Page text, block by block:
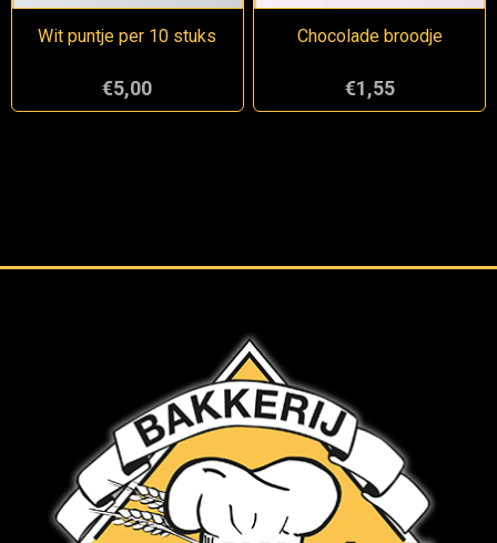
Wit puntje per 10 stuks
€5,00
Chocolade broodje
€1,55